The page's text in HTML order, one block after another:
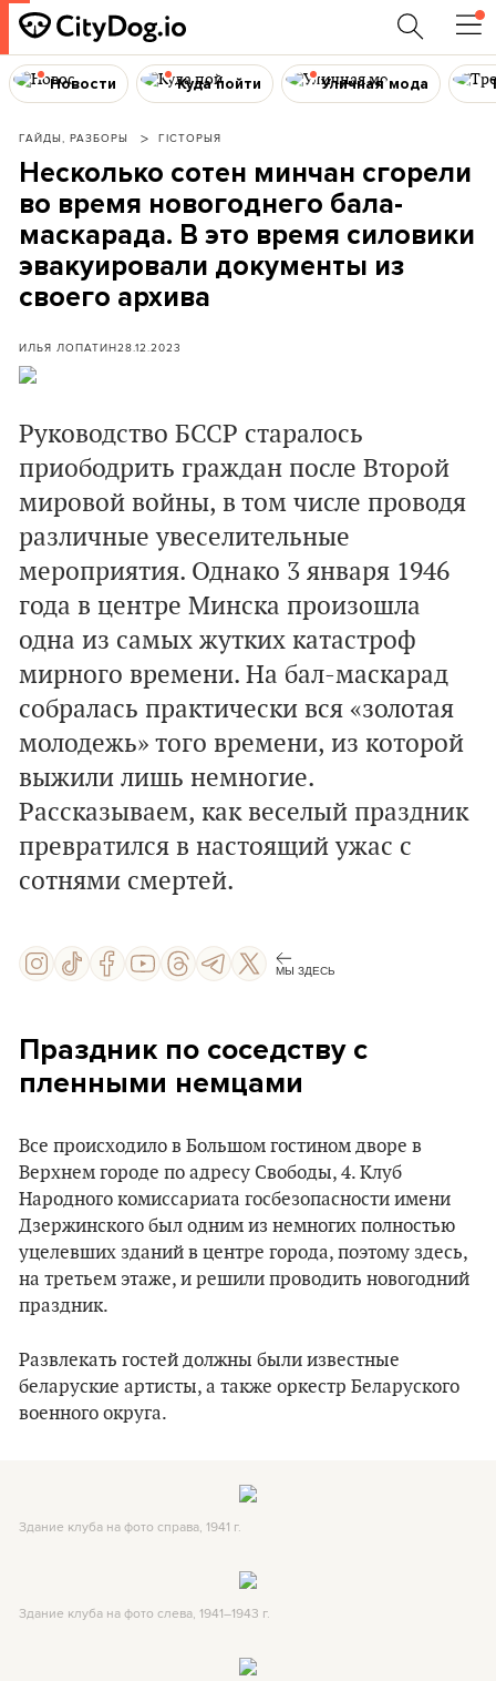
Новости Куда пойти Уличная мода
ГАЙДЫ, РАЗБОРЫ ГІСТОРЫЯ
Несколько сотен минчан сгорели
во время новогоднего бала-
маскарада. В это время силовики
эвакуировали документы из
своего архива
ИЛЬЯ ЛОПАТИН28.12.2023
Руководство БССР старалось
приободрить граждан после Второй
мировой войны, в том числе проводя
различные увеселительные
мероприятия. Однако 3 января 1946
года в центре Минска произошла
одна из самых жутких катастроф
мирного времени. На бал-маскарад
собралась практически вся «золотая
молодежь» того времени, из которой
выжили лишь немногие.
Рассказываем, как веселый праздник
превратился в настоящий ужас с
сотнями смертей.
МЫ ЗДЕСЬ
Праздник по соседству с
пленными немцами
Все происходило в Большом гостином дворе в
Верхнем городе по адресу Свободы, 4. Клуб
Народного комиссариата госбезопасности имени
Дзержинского был одним из немногих полностью
уцелевших зданий в центре города, поэтому здесь,
на третьем этаже, и решили проводить новогодний
праздник.
Развлекать гостей должны были известные
беларуские артисты, а также оркестр Беларуского
военного округа.
Здание клуба на фото справа, 1941 г.
Здание клуба на фото слева, 1941–1943 г.